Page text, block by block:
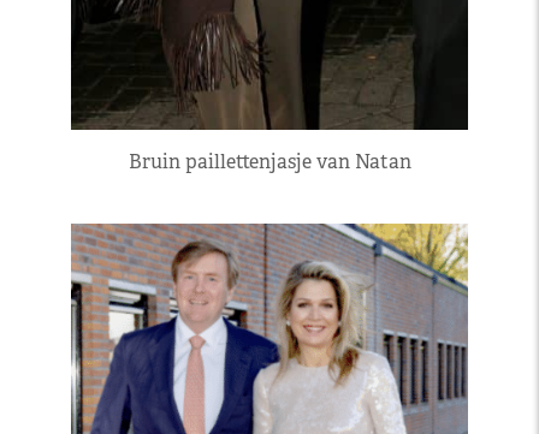
Bruin paillettenjasje van Natan